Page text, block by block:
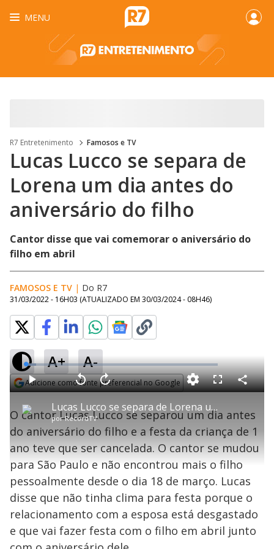
MENU
R7 Entretenimento Famosos e TV
Lucas Lucco se separa de
Lorena um dia antes do
aniversário do filho
Cantor disse que vai comemorar o aniversário do
filho em abril
FAMOSOS E TV | Do R7
31/03/2022 - 16H03 (ATUALIZADO EM 30/03/2024 - 08H46)
A+ A-
Adicione como fonte preferencial no Google
P
l
a
y
Lucas Lucco se separa de Lorena um dia antes do aniversário do filho
porRecordTV
P V
l
t
a
r
0
e
g
n
d
s
A
n
ç
a
1
s
e
u
n
o
s
M
d
L
o
a
d
e
5
.
3
2
%
F
s
c
e
n
C
o
a
r
i
l
h
a
O cantor Lucas Lucco se separou um dia antes
do aniversário do filho e a festa da criança de 1
ano teve que ser cancelada. O cantor se mudou
para São Paulo e não encontrou mais o filho
pessoalmente desde o dia 18 de março. Lucas
disse que não tinha clima para festa porque o
relacionamento com a esposa está desgastado
e que vai fazer festa com o filho em abril junto